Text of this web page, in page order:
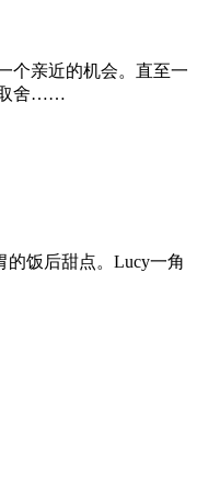
个亲近的机会。直至一
取舍……
饭后甜点。Lucy一角